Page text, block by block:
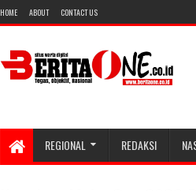
HOME ABOUT CONTACT US
REGIONAL REDAKSI